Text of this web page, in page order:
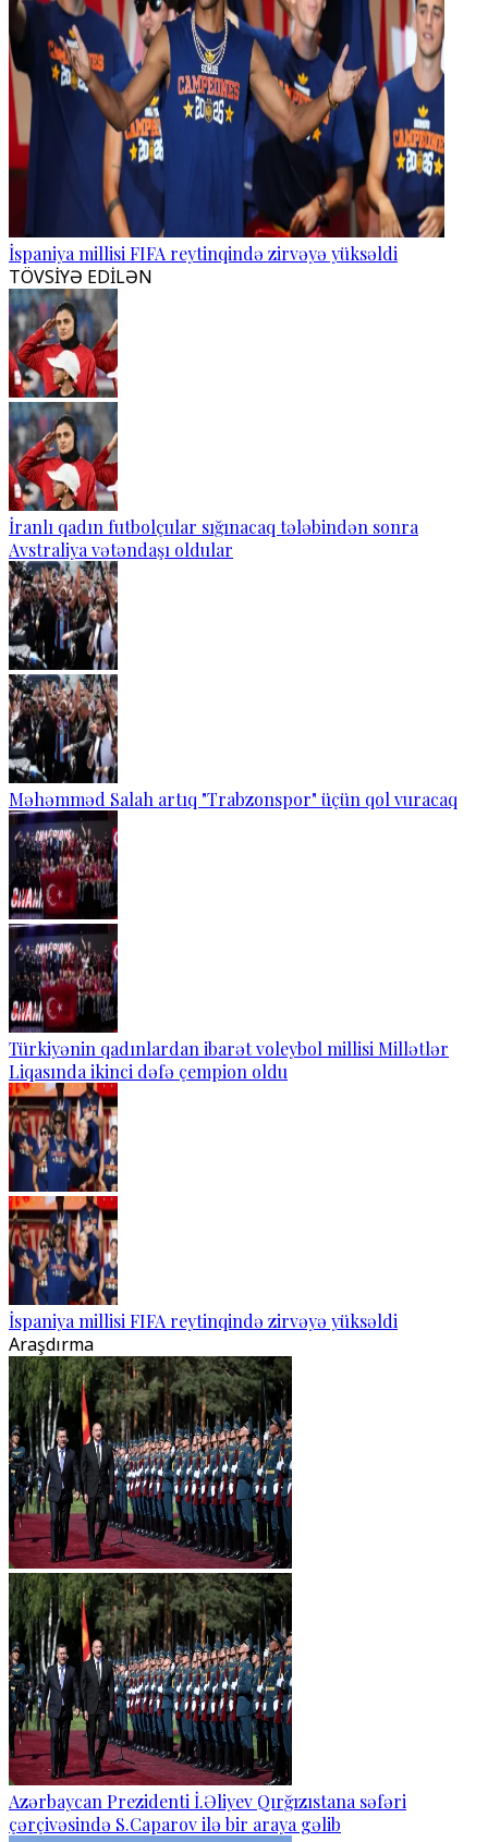
İspaniya millisi FIFA reytinqində zirvəyə yüksəldi
TÖVSİYƏ EDİLƏN
İranlı qadın futbolçular sığınacaq tələbindən sonra
Avstraliya vətəndaşı oldular
Məhəmməd Salah artıq "Trabzonspor" üçün qol vuracaq
Türkiyənin qadınlardan ibarət voleybol millisi Millətlər
Liqasında ikinci dəfə çempion oldu
İspaniya millisi FIFA reytinqində zirvəyə yüksəldi
Araşdırma
Azərbaycan Prezidenti İ.Əliyev Qırğızıstana səfəri
çərçivəsində S.Caparov ilə bir araya gəlib